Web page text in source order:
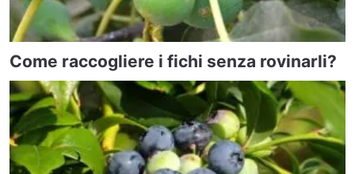
Come raccogliere i fichi senza rovinarli?